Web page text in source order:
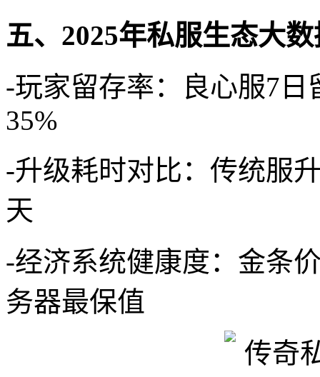
五、2025年私服生态大
-玩家留存率：良心服7日
35%
-升级耗时对比：传统服
天
-经济系统健康度：金条
务器最保值